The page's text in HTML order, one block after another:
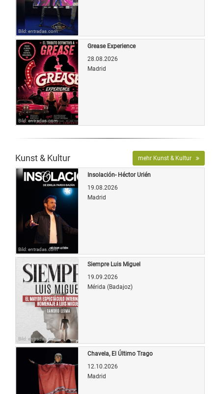
Bild: entradas.com
Bild: entradas.com
Grease Experience
28.08.2026
Madrid
Kunst & Kultur mehr Kunst & Kultur
Bild: entradas.com
Insolación- Héctor Urién
19.08.2026
Madrid
Bild: entradas.com
Siempre Luis Miguel
19.09.2026
Mérida (Badajoz)
Chavela, El Último Trago
12.10.2026
Madrid